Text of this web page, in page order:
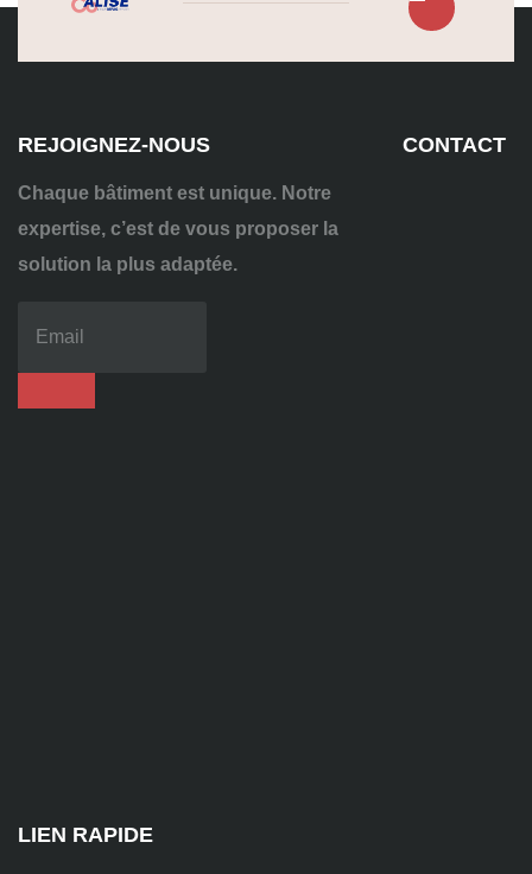
REJOIGNEZ-NOUS
Chaque bâtiment est unique. Notre
expertise, c’est de vous proposer la
solution la plus adaptée.
CONTACT
LIEN RAPIDE